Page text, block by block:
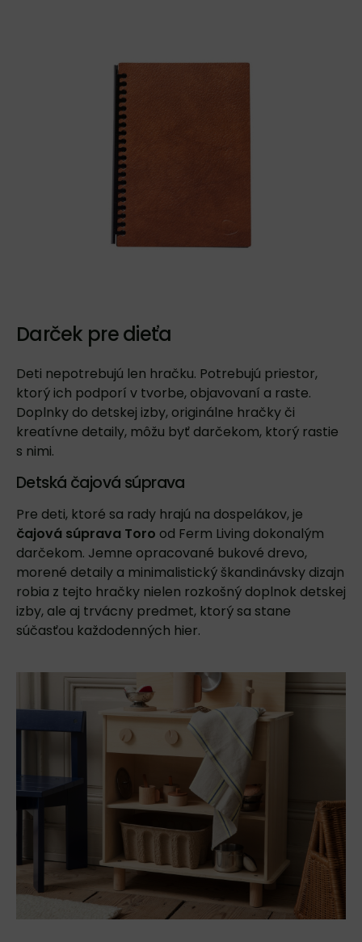
Darček pre dieťa
Deti nepotrebujú len hračku. Potrebujú priestor,
ktorý ich podporí v tvorbe, objavovaní a raste.
Doplnky do detskej izby, originálne hračky či
kreatívne detaily, môžu byť darčekom, ktorý rastie
s nimi.
Detská čajová súprava
Pre deti, ktoré sa rady hrajú na dospelákov, je
čajová súprava Toro od Ferm Living dokonalým
darčekom. Jemne opracované bukové drevo,
morené detaily a minimalistický škandinávsky dizajn
robia z tejto hračky nielen rozkošný doplnok detskej
izby, ale aj trvácny predmet, ktorý sa stane
súčasťou každodenných hier.